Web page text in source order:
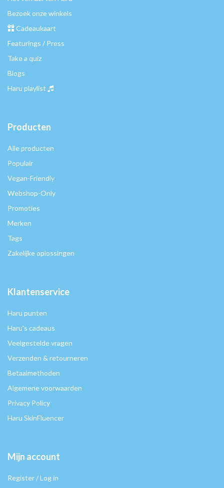
Bezoek onze winkels
Cadeaukaart
Featurings / Press
Take a quiz
Blogs
Haru playlist
Producten
Alle producten
Populair
Vegan-Friendly
Webshop-Only
Promoties
Merken
Tags
Zakelijke oplossingen
Klantenservice
Haru punten
Haru's cadeaus
Veelgestelde vragen
Verzenden & retourneren
Betaalmethoden
Algemene voorwaarden
Privacy Policy
Haru SkinFluencer
Mijn account
Register / Log in